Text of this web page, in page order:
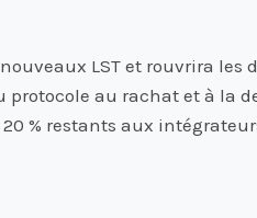
LST et rouvrira les
protocole au rachat et à la
% restants aux